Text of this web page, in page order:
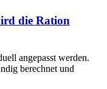
die Ration
angepasst werden.
berechnet und